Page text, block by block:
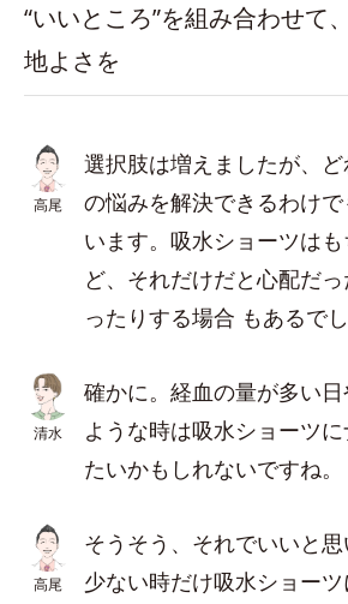
“いいところ”を組み合わせて
地よさを
高尾
選択肢は増えましたが、
の悩みを解決できるわけ
います。吸水ショーツは
ど、それだけだと心配だ
ったりする場合 もあるでし
清水
確かに。経血の量が多い
ような時は吸水ショーツ
たいかもしれないですね。
高尾
そうそう、それでいいと
少ない時だけ吸水ショーツ